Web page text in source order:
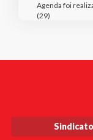
Agenda foi
(29)
Sindicato